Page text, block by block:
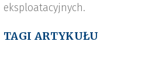
eksploatacyjnych.
TAGI ARTYKUŁU